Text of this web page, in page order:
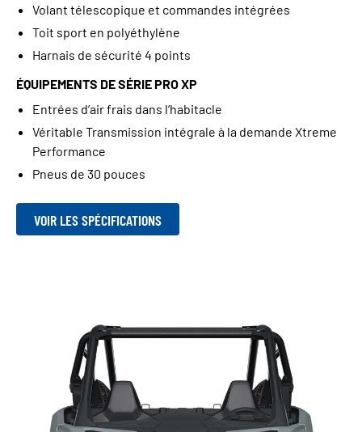
Volant télescopique et commandes intégrées
Toit sport en polyéthylène
Harnais de sécurité 4 points
ÉQUIPEMENTS DE SÉRIE PRO XP
Entrées d’air frais dans l’habitacle
Véritable Transmission intégrale à la demande Xtreme
Performance
Pneus de 30 pouces
VOIR LES SPÉCIFICATIONS